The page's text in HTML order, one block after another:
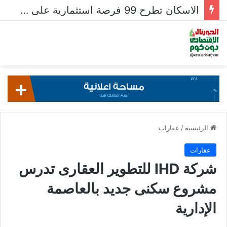
الاسكان تطرح 99 فرصة استثمارية على بوابة خدمات المستثمرين للشركات المصرية واستقبال 204 طلبات للشركات الأجنبية
الرئيسية / عقارات
عقارات
شركة IHD للتطوير العقارى تدرس
مشروع سكنى جديد بالعاصمة
الإدارية